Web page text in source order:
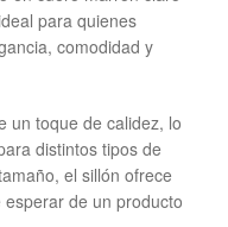
para quienes
comodidad y
un toque de calidez, lo
distintos tipos de
el sillón ofrece
de un producto